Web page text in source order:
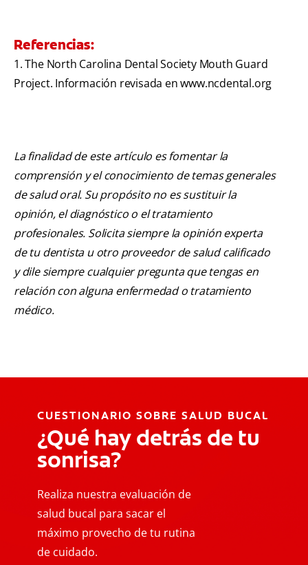
Referencias:
1. The North Carolina Dental Society Mouth Guard
Project. Información revisada en www.ncdental.org
La finalidad de este artículo es fomentar la
comprensión y el conocimiento de temas generales
de salud oral. Su propósito no es sustituir la
opinión, el diagnóstico o el tratamiento
profesionales. Solicita siempre la opinión experta
de tu dentista u otro proveedor de salud calificado
y dile siempre cualquier pregunta que tengas en
relación con alguna enfermedad o tratamiento
médico.
CUESTIONARIO SOBRE SALUD BUCAL
¿Qué hay detrás de tu
sonrisa?
Realiza nuestra evaluación de
salud bucal para sacar el
máximo provecho de tu rutina
de cuidado.